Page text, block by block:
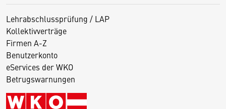
Lehrabschlussprüfung / LAP
Kollektivverträge
Firmen A-Z
Benutzerkonto
eServices der WKO
Betrugswarnungen